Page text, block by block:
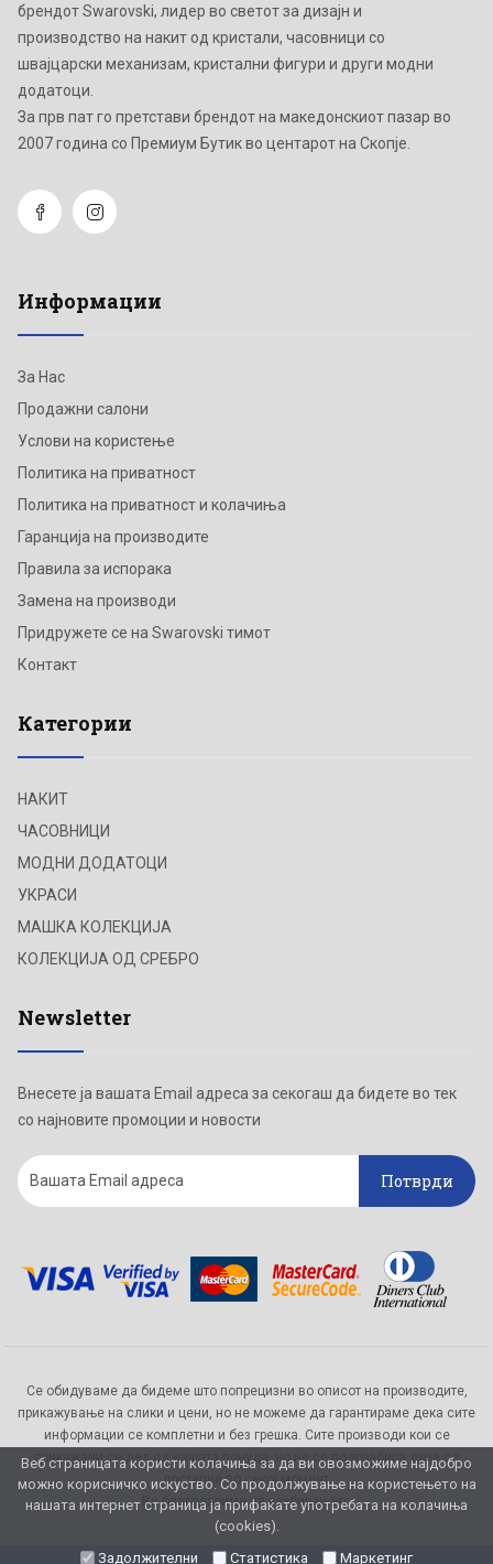
Веб страницата користи колачиња за да ви овозможиме најдобро
можно корисничко искуство. Со продолжување на користењето на
нашата интернет страница ја прифаќате употребата на колачиња
(cookies).
Задолжителни
Статистика Маркетинг
брендот Swarovski, лидер во светот за дизајн и
производство на накит од кристали, часовници со
швајцарски механизам, кристални фигури и други модни
додатоци.
Зa прв пат го претстави брендот на македонскиот пазар во
2007 година со Премиум Бутик во центарот на Скопје.
Информации
За Нас
Продажни салони
Услови на користење
Политика на приватност
Политика на приватност и колачиња
Гаранција на производите
Правила за испорака
Замена на производи
Придружете се на Swarovski тимот
Контакт
Категории
НАКИТ
ЧАСОВНИЦИ
МОДНИ ДОДАТОЦИ
УКРАСИ
МАШКА КОЛЕКЦИЈА
КОЛЕКЦИЈА ОД СРЕБРО
Newsletter
Внесете ја вашата Email адреса за секогаш да бидете во тек
со најновите промоции и новости
Потврди
Се обидуваме да бидеме што попрецизни во описот на производите,
прикажување на слики и цени, но не можеме да гарантираме дека сите
информации се комплетни и без грешка. Сите производи кои се
прикажани се дел од нашата понуда, но не се подразбира дека се
достапни во секој момент.
Ви благодариме на разбирањето